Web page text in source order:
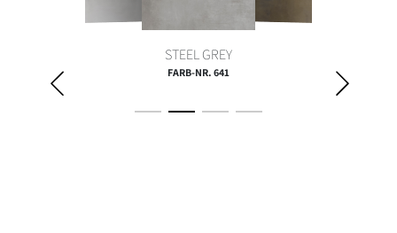
STEEL GREY
FARB-NR. 641